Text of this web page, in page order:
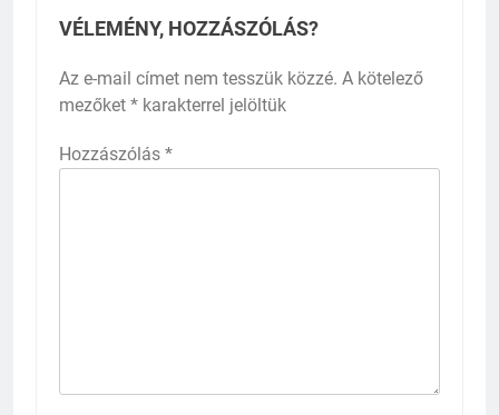
VÉLEMÉNY, HOZZÁSZÓLÁS?
Az e-mail címet nem tesszük közzé. A kötelező
mezőket * karakterrel jelöltük
Hozzászólás *